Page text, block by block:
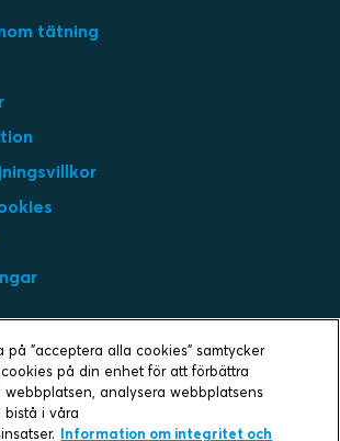
tätning
på "acceptera alla cookies" samtycker
på din enhet för att förbättra
analysera webbplatsens
i våra
Information om integritet och